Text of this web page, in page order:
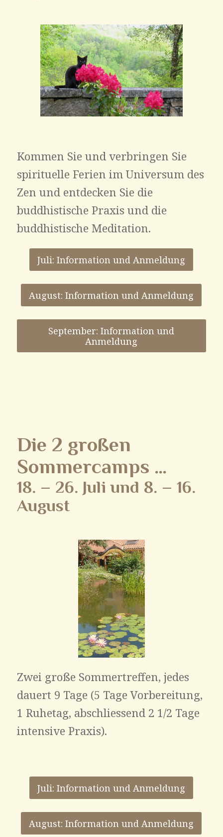
Kommen Sie und verbringen Sie
spirituelle Ferien im Universum des
Zen und entdecken Sie die
buddhistische Praxis und die
buddhistische Meditation.
Juli: Information und Anmeldung
August: Information und Anmeldung
September: Information und
Anmeldung
Die 2 großen
Sommercamps …
18. – 26. Juli und 8. – 16.
August
Zwei große Sommertreffen, jedes
dauert 9 Tage (5 Tage Vorbereitung,
1 Ruhetag, abschliessend 2 1/2 Tage
intensive Praxis).
Juli: Information und Anmeldung
August: Information und Anmeldung